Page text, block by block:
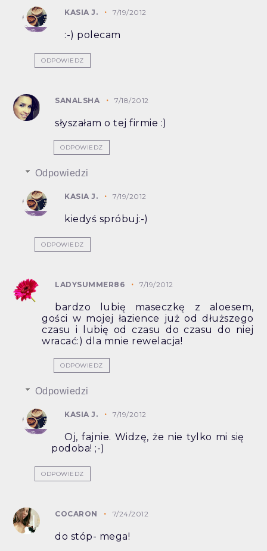
KASIA J. 7/19/2012
:-) polecam
ODPOWIEDZ
SANALSHA 7/18/2012
słyszałam o tej firmie :)
ODPOWIEDZ
Odpowiedzi
KASIA J. 7/19/2012
kiedyś spróbuj:-)
ODPOWIEDZ
LADYSUMMER86 7/19/2012
bardzo lubię maseczkę z aloesem,
gości w mojej łazience już od dłuższego
czasu i lubię od czasu do czasu do niej
wracać:) dla mnie rewelacja!
ODPOWIEDZ
Odpowiedzi
KASIA J. 7/19/2012
Oj, fajnie. Widzę, że nie tylko mi się
podoba! ;-)
ODPOWIEDZ
COCARON 7/24/2012
do stóp- mega!